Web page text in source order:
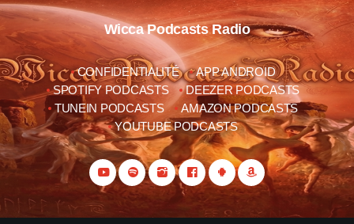
Wicca Podcasts Radio
CONFIDENTIALITÉ
APP ANDROID
SPOTIFY PODCASTS
DEEZER PODCASTS
TUNEIN PODCASTS
AMAZON PODCASTS
YOUTUBE PODCASTS